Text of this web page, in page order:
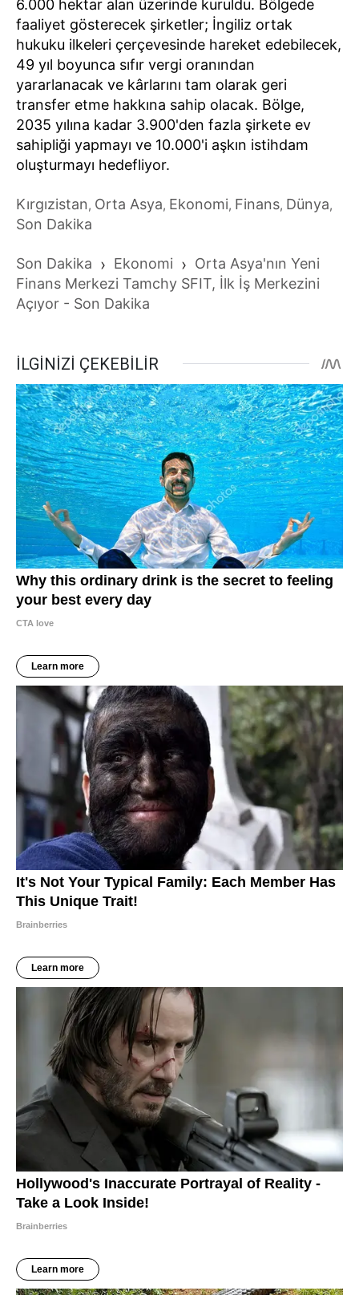
6.000 hektar alan üzerinde kuruldu. Bölgede
faaliyet gösterecek şirketler; İngiliz ortak
hukuku ilkeleri çerçevesinde hareket edebilecek,
49 yıl boyunca sıfır vergi oranından
yararlanacak ve kârlarını tam olarak geri
transfer etme hakkına sahip olacak. Bölge,
2035 yılına kadar 3.900'den fazla şirkete ev
sahipliği yapmayı ve 10.000'i aşkın istihdam
oluşturmayı hedefliyor.
Kırgızistan, Orta Asya, Ekonomi, Finans, Dünya,
Son Dakika
Son Dakika › Ekonomi › Orta Asya'nın Yeni
Finans Merkezi Tamchy SFIT, İlk İş Merkezini
Açıyor - Son Dakika